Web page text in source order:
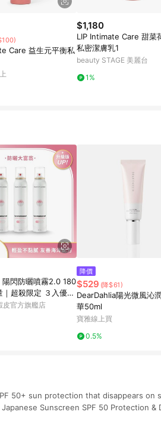
Care 益生元平衡私
$1,180
LIP Intimate Care 甜菜
私密潔膚乳1
beauty STAGE 美麗台
1%
陽閃防曬噴霧2.0 180
｜超殺限定 ３入優惠
膩 輕盈好推勻
皮官方旗艦店
降價
$529 (降$61)
DearDahlia陽光微風沁
華50ml
寶雅線上買
0.5%
50+ sun protection that disappears on
Sunscreen SPF 50 Protection &